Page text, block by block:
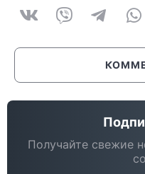
Получайте свежие